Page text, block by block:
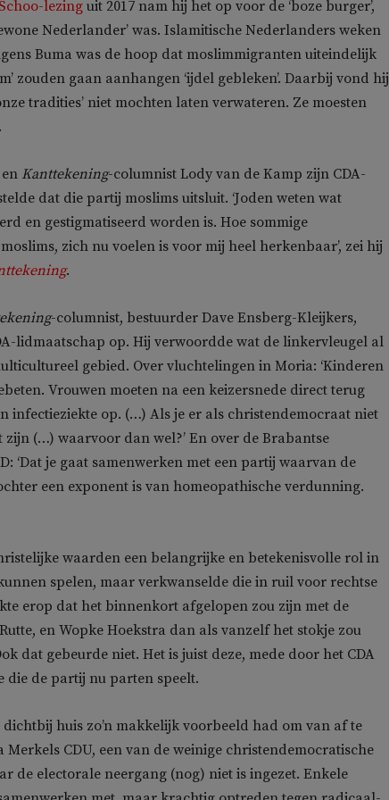
lezing uit 2017 nam hij het op voor de ‘boze burger’,
Nederlander’ was. Islamitische Nederlanders weken
Buma was de hoop dat moslimmigranten uiteindelijk
zouden gaan aanhangen ‘ijdel gebleken’. Daarbij vond hij
tradities’ niet mochten laten verwateren. Ze moesten
Kanttekening-columnist Lody van de Kamp zijn CDA-
dat die partij moslims uitsluit. ‘Joden weten wat
en gestigmatiseerd worden is. Hoe sommige
zich nu voelen is voor mij heel herkenbaar’, zei hij
.
-columnist, bestuurder Dave Ensberg-Kleijkers,
lidmaatschap op. Hij verwoordde wat de linkervleugel al
gebied. Over vluchtelingen in Moria: ‘Kinderen
Vrouwen moeten na een keizersnede direct terug
infectieziekte op. (…) Als je er als christendemocraat niet
zijn (…) waarvoor dan wel?’ En over de Brabantse
‘Dat je gaat samenwerken met een partij waarvan de
een exponent is van homeopathische verdunning.
waarden een belangrijke en betekenisvolle rol in
spelen, maar verkwanselde die in ruil voor rechtse
erop dat het binnenkort afgelopen zou zijn met de
en Wopke Hoekstra dan als vanzelf het stokje zou
dat gebeurde niet. Het is juist deze, mede door het CDA
die de partij nu parten speelt.
huis zo’n makkelijk voorbeeld had om van af te
CDU, een van de weinige christendemocratische
de electorale neergang (nog) niet is ingezet. Enkele